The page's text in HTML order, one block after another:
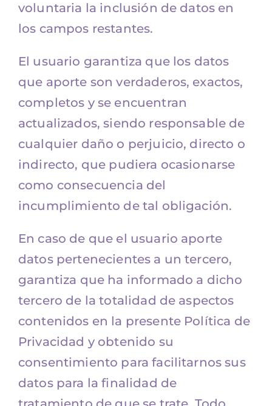
voluntaria la inclusión de datos en
los campos restantes.
El usuario garantiza que los datos
que aporte son verdaderos, exactos,
completos y se encuentran
actualizados, siendo responsable de
cualquier daño o perjuicio, directo o
indirecto, que pudiera ocasionarse
como consecuencia del
incumplimiento de tal obligación.
En caso de que el usuario aporte
datos pertenecientes a un tercero,
garantiza que ha informado a dicho
tercero de la totalidad de aspectos
contenidos en la presente Política de
Privacidad y obtenido su
consentimiento para facilitarnos sus
datos para la finalidad de